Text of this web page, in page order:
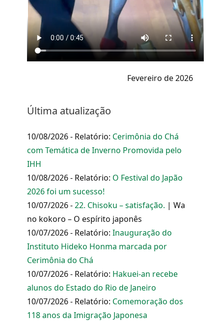
Fevereiro de 2026
Última atualização
10/08/2026 - Relatório: Cerimônia do Chá
com Temática de Inverno Promovida pelo
IHH
10/08/2026 - Relatório: O Festival do Japão
2026 foi um sucesso!
10/07/2026 -22. Chisoku – satisfação. | Wa
no kokoro – O espírito japonês
10/07/2026 - Relatório: Inauguração do
Instituto Hideko Honma marcada por
Cerimônia do Chá
10/07/2026 - Relatório: Hakuei-an recebe
alunos do Estado do Rio de Janeiro
10/07/2026 - Relatório: Comemoração dos
118 anos da Imigração Japonesa